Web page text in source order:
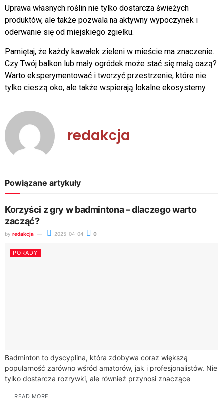
Uprawa własnych roślin nie tylko dostarcza świeżych
produktów, ale także pozwala na aktywny wypoczynek i
oderwanie się od miejskiego zgiełku.
Pamiętaj, że każdy kawałek zieleni w mieście ma znaczenie.
Czy Twój balkon lub mały ogródek może stać się małą oazą?
Warto eksperymentować i tworzyć przestrzenie, które nie
tylko cieszą oko, ale także wspierają lokalne ekosystemy.
redakcja
Powiązane artykuły
Korzyści z gry w badmintona – dlaczego warto
zacząć?
by redakcja 2025-04-04 0
PORADY
Badminton to dyscyplina, która zdobywa coraz większą
popularność zarówno wśród amatorów, jak i profesjonalistów. Nie
tylko dostarcza rozrywki, ale również przynosi znaczące
korzyści zdrowotne. Dlatego w poniższym artykule skupimy się...
READ MORE